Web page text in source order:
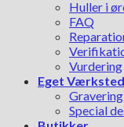
Huller i
FAQ
Vurdering
Eget Værksted
Gravering
Special